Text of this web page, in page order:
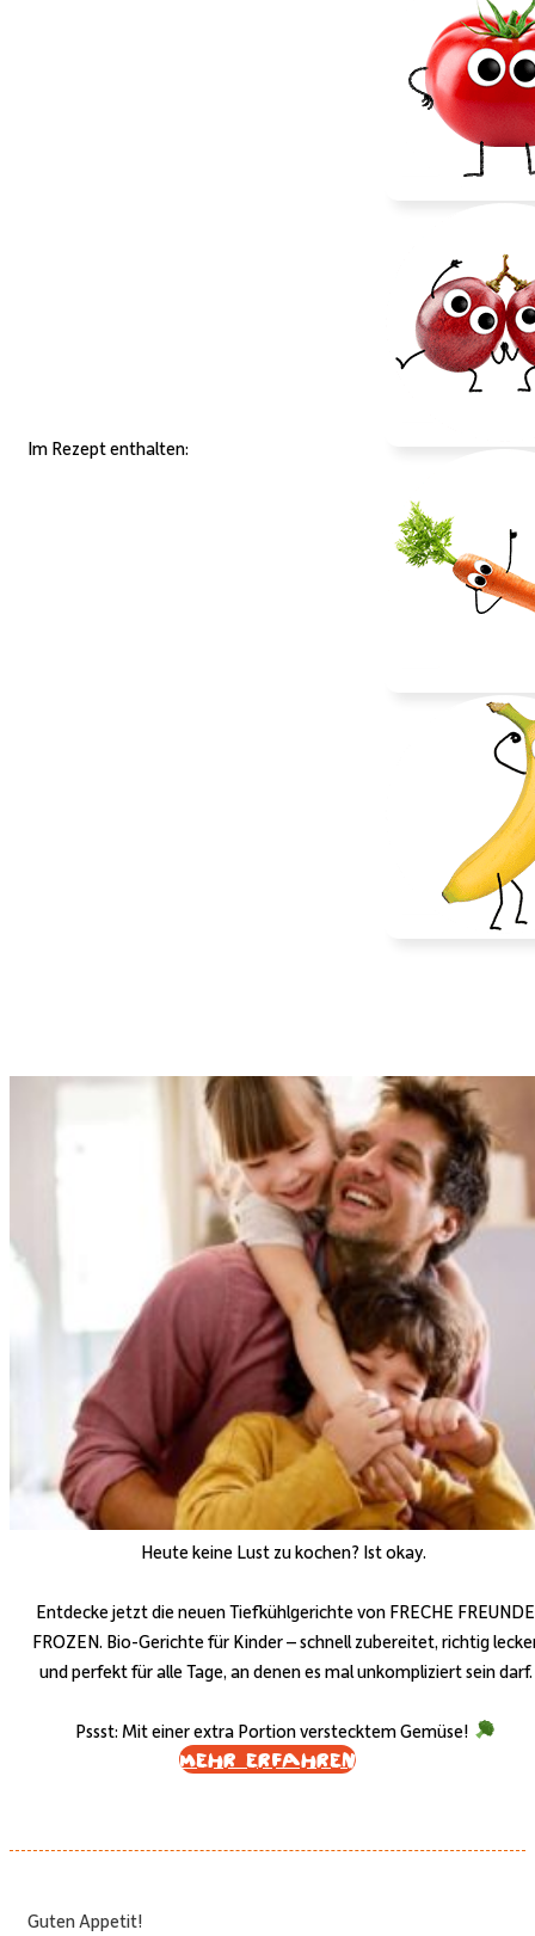
Im Rezept enthalten:
Heute keine Lust zu kochen? Ist okay.
Entdecke jetzt die neuen Tiefkühlgerichte von FRECHE FREUNDE
FROZEN. Bio-Gerichte für Kinder – schnell zubereitet, richtig
und perfekt für alle Tage, an denen es mal unkompliziert sein darf.
Pssst: Mit einer extra Portion verstecktem Gemüse!
Mehr erfahren
Guten Appetit!